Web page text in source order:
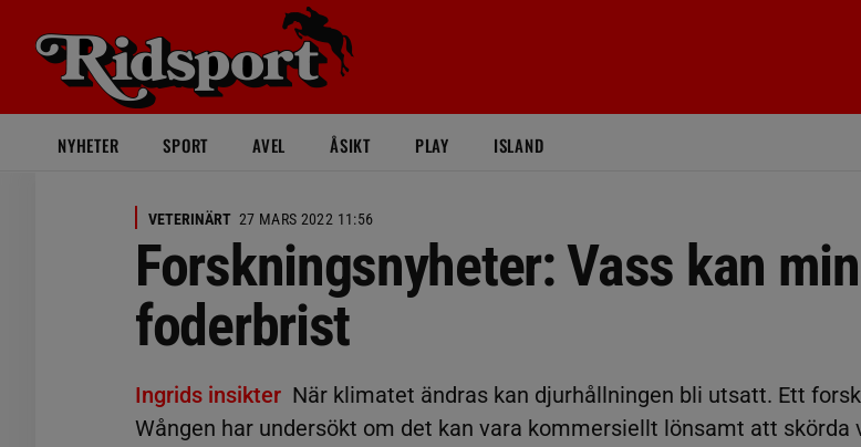
NYHETER SPORT AVEL ÅSIKT PLAY ISLAND
VETERINÄRT 27 MARS 2022 11:56
Forskningsnyheter: Vass kan
foderbrist
Ingrids insikter När klimatet ändras kan djurhållningen bli utsatt. Ett
Wången har undersökt om det kan vara kommersiellt lönsamt att skörda